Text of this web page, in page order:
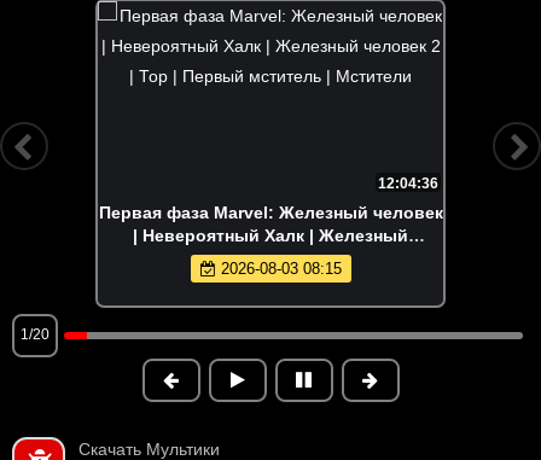
12:04:36
Первая фаза Marvel: Железный человек
| Невероятный Халк | Железный
человек 2 | Тор | Первый мститель |
Мстители
2026-08-03 08:15
1/20
Скачать Мультики